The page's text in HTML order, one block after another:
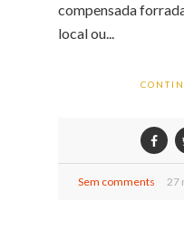
compensada
local ou...
Sem comments 27